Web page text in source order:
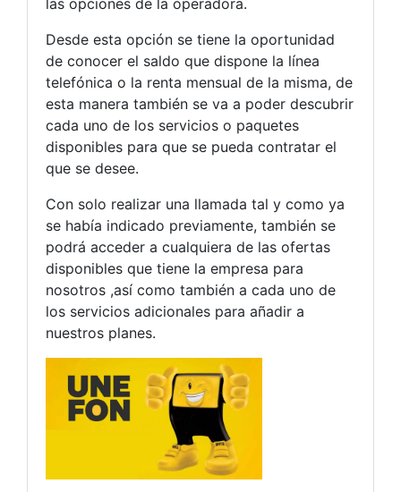
Desde esta opción se tiene la oportunidad
de conocer el saldo que dispone la línea
telefónica o la renta mensual de la misma, de
esta manera también se va a poder descubrir
cada uno de los servicios o paquetes
disponibles para que se pueda contratar el
que se desee.
Con solo realizar una llamada tal y como ya
se había indicado previamente, también se
podrá acceder a cualquiera de las ofertas
disponibles que tiene la empresa para
nosotros ,así como también a cada uno de
los servicios adicionales para añadir a
nuestros planes.